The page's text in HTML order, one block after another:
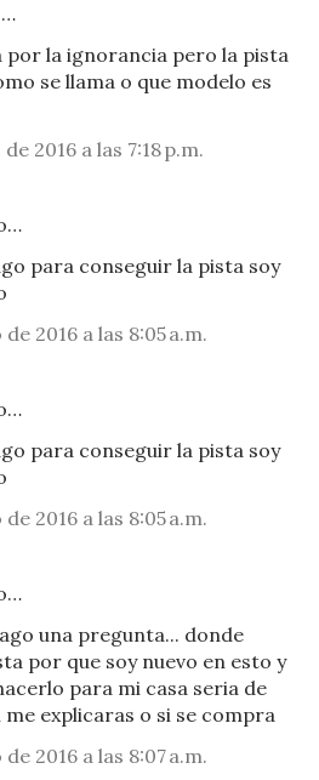
por la ignorancia pero la pista
se llama o que modelo es
2016 a las 7:18 p.m.
para conseguir la pista soy
2016 a las 8:05 a.m.
para conseguir la pista soy
2016 a las 8:05 a.m.
una pregunta... donde
por que soy nuevo en esto y
para mi casa seria de
me explicaras o si se compra
2016 a las 8:07 a.m.